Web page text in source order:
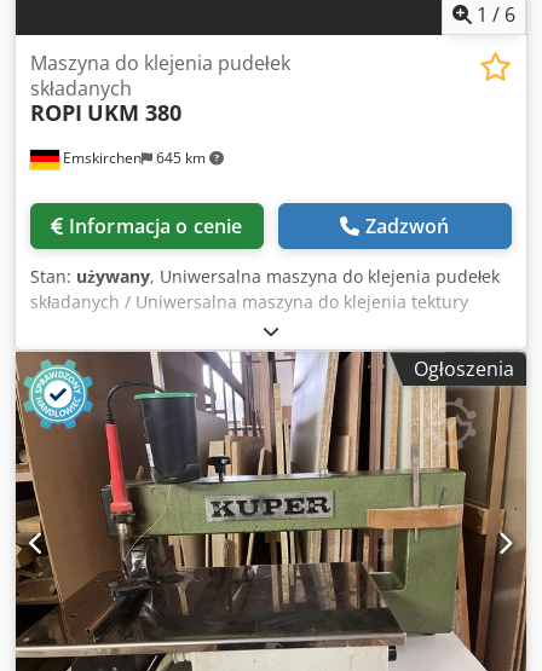
1 / 6
Emskirchen 645 km
Maszyna do klejenia pudełek
składanych
ROPI UKM 380
Informacja o cenie Zadzwoń
Stan: używany, Uniwersalna maszyna do klejenia pudełek
składanych / Uniwersalna maszyna do klejenia tektury
Maszyna do klejenia pudełek składanych / Maszyna do
klejenia tektury ROPI UKM 380 Rok produkcji / Year 2003
Format / Size min. 60 x 100 mm - 500 x 420 mm
Chjdsznhtfspfx Akvsa Prędkość / (Belt) Speed maks. 5000
cykli/godz. Gramatura materiału / Materials 150 - 450 g/m2
Klej dyspersyjny na zimno / dispersion adhesive Podajnik z
paskiem ssącym do pracy ciągłej / Suction belt feeder for
non-stop operation Wymiary maszyny / Machine
dimensions Długość maszyny 550 cm x Szerokość 80 cm x
Wysokość 88 cm Waga maszyny / Machine weight 650 kg
Możliwość wideo-inspekcji online przez WhatsApp, MS
Zoom, Telegram Dostępna w magazynie w
Emskirchen/Norymberdze – dostępna od ręki – możliwość
przetestowania
Ogłoszenia